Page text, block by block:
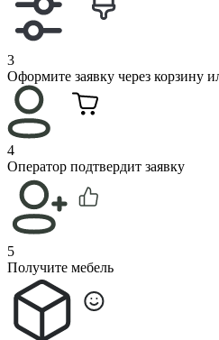
3
Оформите заявку через корзину
4
Оператор подтвердит заявку
5
Получите мебель